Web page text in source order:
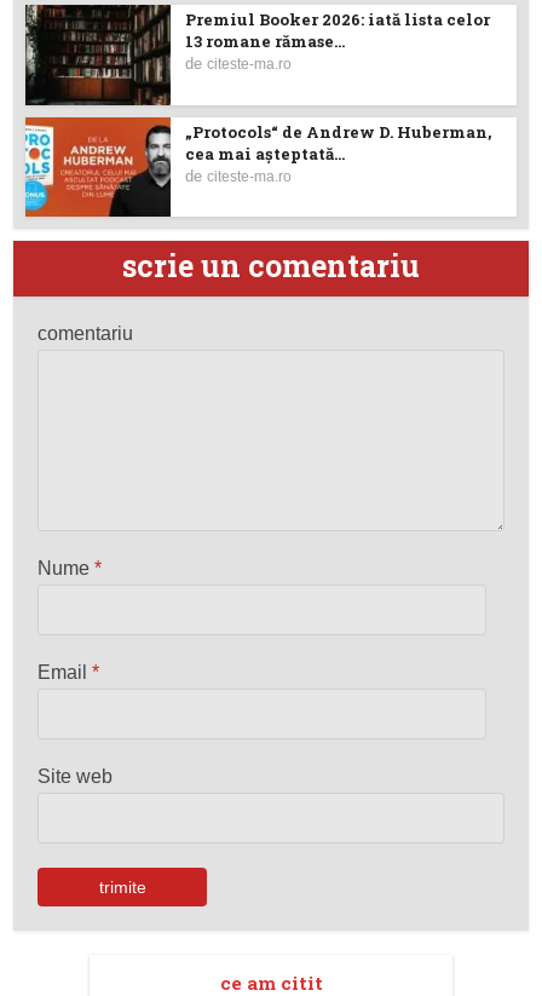
Premiul Booker 2026: iată lista celor
13 romane rămase...
deciteste-ma.ro
„Protocols“ de Andrew D. Huberman,
cea mai așteptată...
deciteste-ma.ro
scrie un comentariu
comentariu
Nume*
Email*
Site web
ce am citit